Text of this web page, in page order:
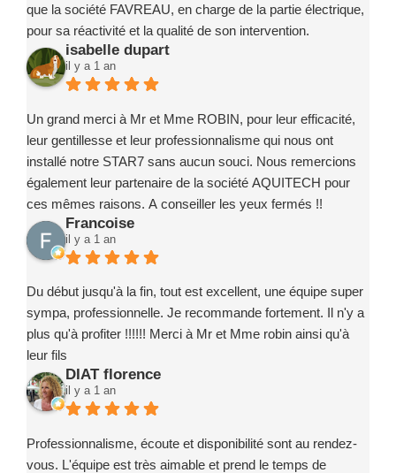
que la société FAVREAU, en charge de la partie électrique,
pour sa réactivité et la qualité de son intervention.
Ce projet a été un exemple de coordination réussie, grâce à
des intervenants compétents, fiables et investis.
Je recommande sans la moindre hésitation l’entreprise
Marc ROBIN PISCINE et ses partenaires à toute personne
souhaitant concrétiser un projet de piscine en toute
confiance.
isabelle dupart
il y a 1 an
Un grand merci à Mr et Mme ROBIN, pour leur efficacité,
leur gentillesse et leur professionnalisme qui nous ont
installé notre STAR7 sans aucun souci. Nous remercions
également leur partenaire de la société AQUITECH pour
ces mêmes raisons. A conseiller les yeux fermés !!
Francoise
il y a 1 an
Du début jusqu'à la fin, tout est excellent, une équipe super
sympa, professionnelle. Je recommande fortement. Il n'y a
plus qu'à profiter !!!!!! Merci à Mr et Mme robin ainsi qu'à
leur fils
DIAT florence
il y a 1 an
Professionnalisme, écoute et disponibilité sont au rendez-
vous. L'équipe est très aimable et prend le temps de